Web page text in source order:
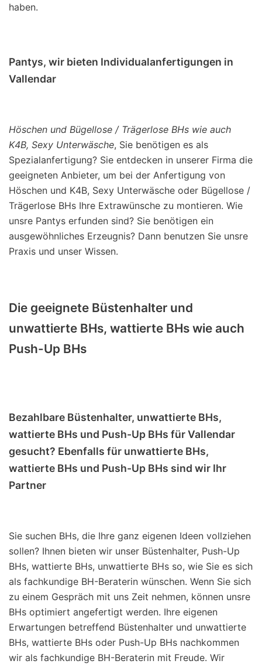
haben.
Pantys, wir bieten Individualanfertigungen in
Vallendar
Höschen und Bügellose / Trägerlose BHs wie auch
K4B, Sexy Unterwäsche, Sie benötigen es als
Spezialanfertigung? Sie entdecken in unserer Firma die
geeigneten Anbieter, um bei der Anfertigung von
Höschen und K4B, Sexy Unterwäsche oder Bügellose /
Trägerlose BHs Ihre Extrawünsche zu montieren. Wie
unsre Pantys erfunden sind? Sie benötigen ein
ausgewöhnliches Erzeugnis? Dann benutzen Sie unsre
Praxis und unser Wissen.
Die geeignete Büstenhalter und
unwattierte BHs, wattierte BHs wie auch
Push-Up BHs
Bezahlbare Büstenhalter, unwattierte BHs,
wattierte BHs und Push-Up BHs für Vallendar
gesucht? Ebenfalls für unwattierte BHs,
wattierte BHs und Push-Up BHs sind wir Ihr
Partner
Sie suchen BHs, die Ihre ganz eigenen Ideen vollziehen
sollen? Ihnen bieten wir unser Büstenhalter, Push-Up
BHs, wattierte BHs, unwattierte BHs so, wie Sie es sich
als fachkundige BH-Beraterin wünschen. Wenn Sie sich
zu einem Gespräch mit uns Zeit nehmen, können unsre
BHs optimiert angefertigt werden. Ihre eigenen
Erwartungen betreffend Büstenhalter und unwattierte
BHs, wattierte BHs oder Push-Up BHs nachkommen
wir als fachkundige BH-Beraterin mit Freude. Wir